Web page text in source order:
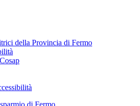
della Provincia di Fermo